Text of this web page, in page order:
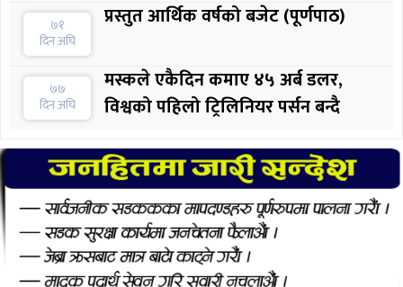
७१
दिन अघि
प्रस्तुत आर्थिक वर्षको बजेट (पूर्णपाठ)
७७
दिन अघि
मस्कले एकैदिन कमाए ४५ अर्ब डलर,
विश्वको पहिलो ट्रिलिनियर पर्सन बन्दै